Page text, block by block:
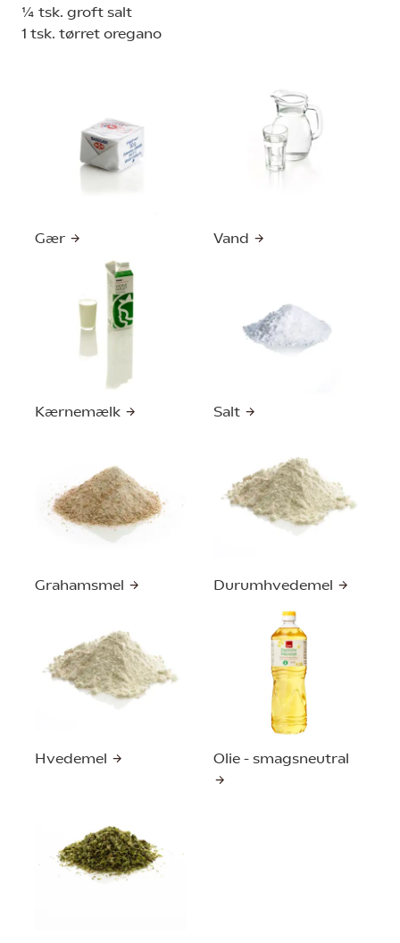
¼ tsk. groft salt
1 tsk. tørret oregano
Gær Vand
Kærnemælk Salt
Grahamsmel Durumhvedemel
Hvedemel Olie - smagsneutral